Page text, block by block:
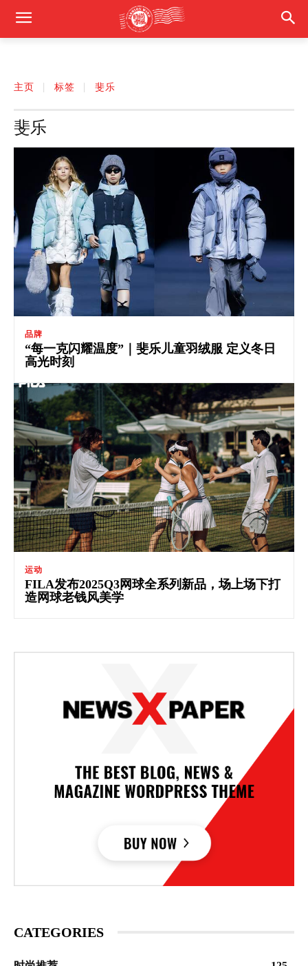
主页 标签 斐乐
斐乐
品牌
“每一克闪耀温度”｜斐乐儿童羽绒服 定义冬日
高光时刻
运动
FILA发布2025Q3网球全系列新品，场上场下打
造网球老钱风美学
CATEGORIES